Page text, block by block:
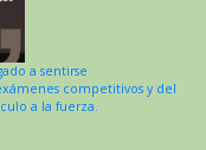
a sentirse
competitivos y del
a la fuerza.